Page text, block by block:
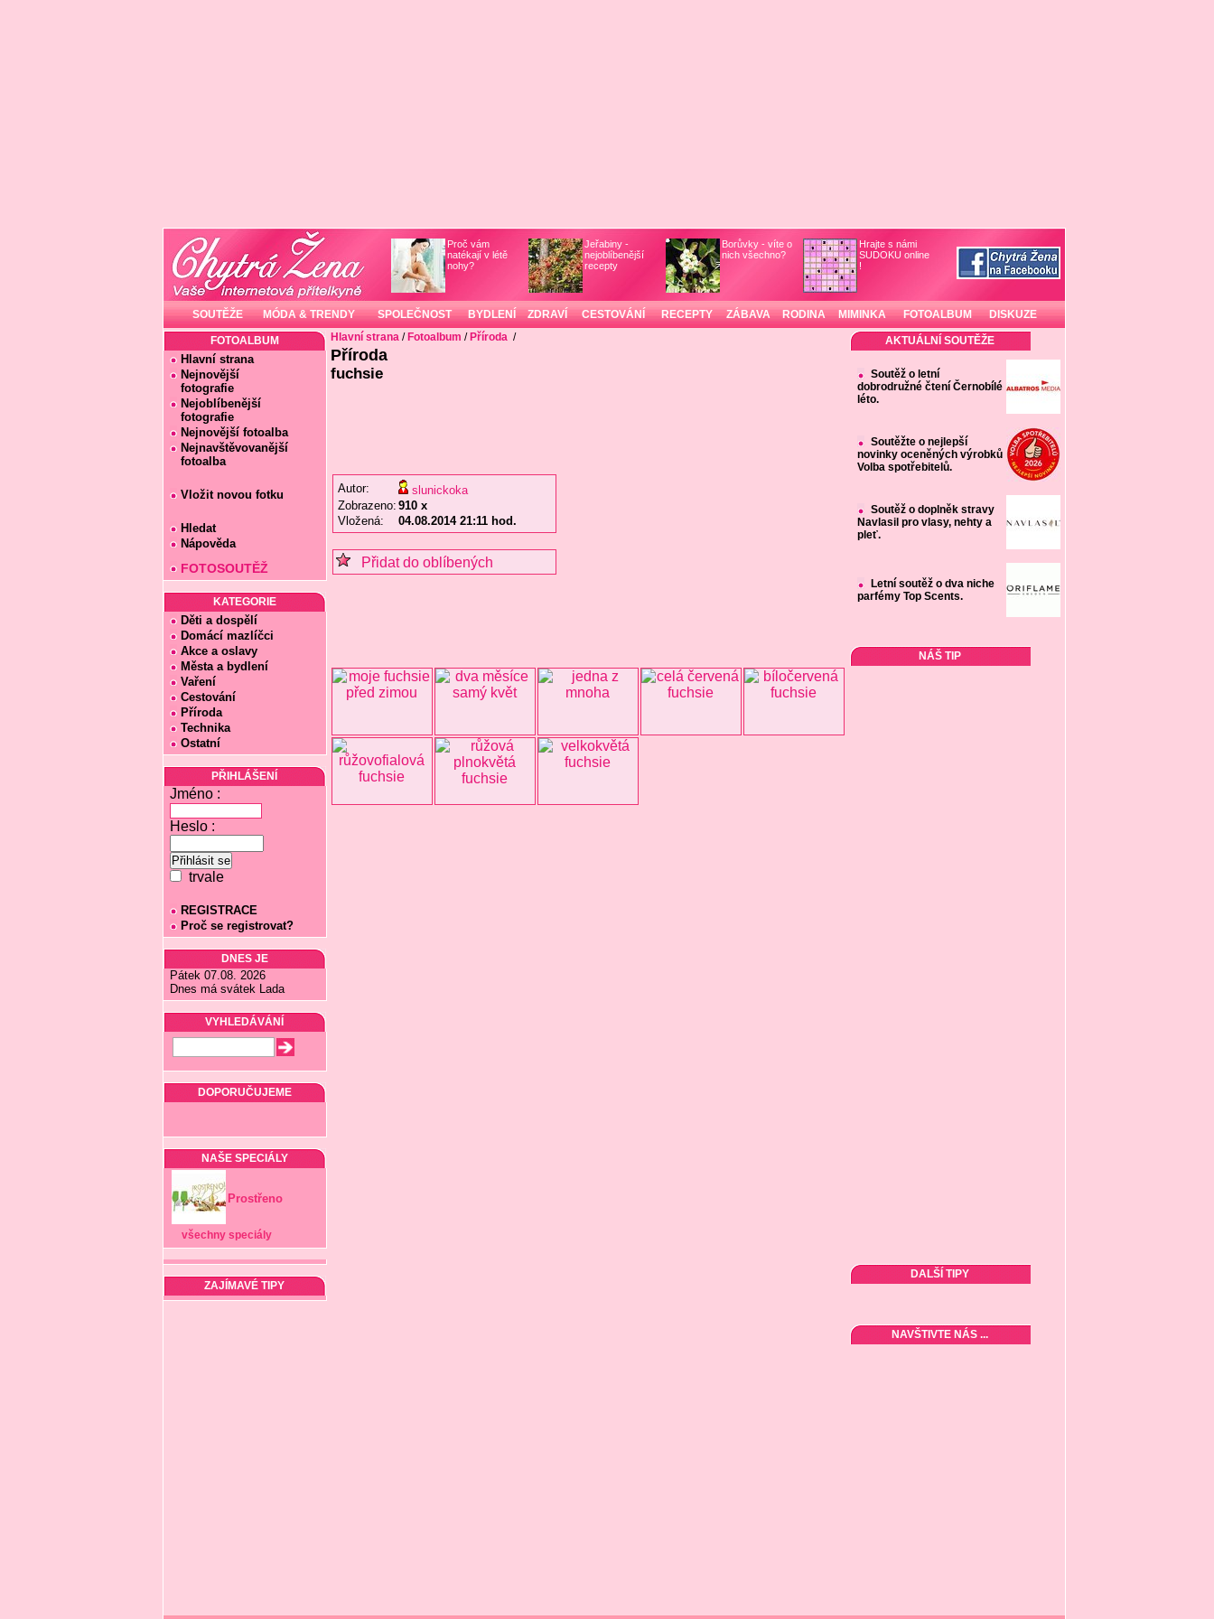
Proč vám
natékají v létě
nohy?
Jeřabiny -
nejoblíbenější
recepty
Borůvky - víte o
nich všechno?
Hrajte s námi
SUDOKU online
!
SOUTĚŽE MÓDA & TRENDY SPOLEČNOST BYDLENÍ ZDRAVÍ CESTOVÁNÍ RECEPTY ZÁBAVA RODINA MIMINKA FOTOALBUM DISKUZE
FOTOALBUM
Hlavní strana
Nejnovější
fotografie
Nejoblíbenější
fotografie
Nejnovější fotoalba
Nejnavštěvovanější
fotoalba
Vložit novou fotku
Hledat
Nápověda
FOTOSOUTĚŽ
KATEGORIE
Děti a dospělí
Domácí mazlíčci
Akce a oslavy
Města a bydlení
Vaření
Cestování
Příroda
Technika
Ostatní
PŘIHLÁŠENÍ
Jméno :
Heslo :
trvale
REGISTRACE
Proč se registrovat?
DNES JE
Pátek 07.08. 2026
Dnes má svátek Lada
VYHLEDÁVÁNÍ
DOPORUČUJEME
NAŠE SPECIÁLY
Prostřeno
všechny speciály
ZAJÍMAVÉ TIPY
Hlavní strana/ Fotoalbum / Příroda /
Příroda
fuchsie
Autor:
slunickoka
Zobrazeno: 910 x
Vložená:
04.08.2014 21:11 hod.
Přidat do oblíbených
AKTUÁLNÍ SOUTĚŽE
Soutěž o letní
dobrodružné čtení Černobílé
léto.
Soutěžte o nejlepší
novinky oceněných výrobků
Volba spotřebitelů.
Soutěž o doplněk stravy
Navlasil pro vlasy, nehty a
pleť.
Letní soutěž o dva niche
parfémy Top Scents.
NÁŠ TIP
DALŠÍ TIPY
NAVŠTIVTE NÁS ...